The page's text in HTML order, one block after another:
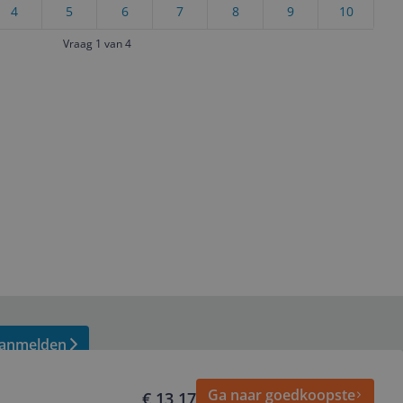
10
9
8
7
6
5
4
Vraag 1 van 4
€ 13,17
Ga naar goedkoopste